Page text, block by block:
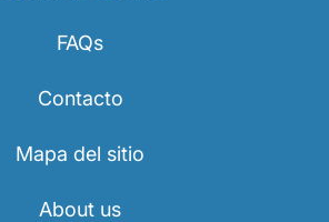
FAQs
Contacto
Mapa del sitio
About us